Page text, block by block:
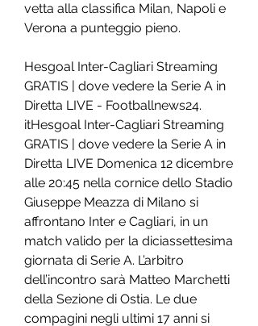
vetta alla classifica Milan, Napoli e
Verona a punteggio pieno.
Hesgoal Inter-Cagliari Streaming
GRATIS | dove vedere la Serie A in
Diretta LIVE - Footballnews24.
itHesgoal Inter-Cagliari Streaming
GRATIS | dove vedere la Serie A in
Diretta LIVE Domenica 12 dicembre
alle 20:45 nella cornice dello Stadio
Giuseppe Meazza di Milano si
affrontano Inter e Cagliari, in un
match valido per la diciassettesima
giornata di Serie A. L’arbitro
dell’incontro sarà Matteo Marchetti
della Sezione di Ostia. Le due
compagini negli ultimi 17 anni si